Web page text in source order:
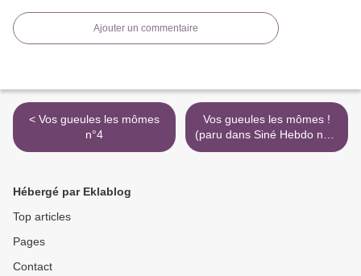
Ajouter un commentaire
< Vos gueules les mômes
n°4
Vos gueules les mômes !
(paru dans Siné Hebdo n°2)
>
Hébergé par Eklablog
Top articles
Pages
Contact